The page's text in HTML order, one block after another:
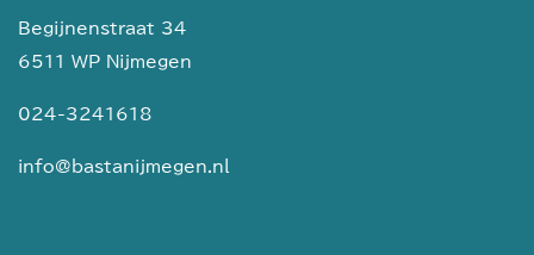
Begijnenstraat 34
6511 WP Nijmegen
024-3241618
info@bastanijmegen.nl